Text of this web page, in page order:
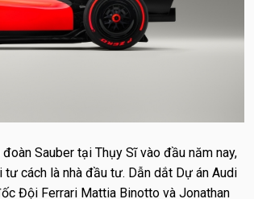
Sauber tại Thụy Sĩ vào đầu năm nay,
cách là nhà đầu tư. Dẫn dắt Dự án Audi
Đội Ferrari Mattia Binotto và Jonathan